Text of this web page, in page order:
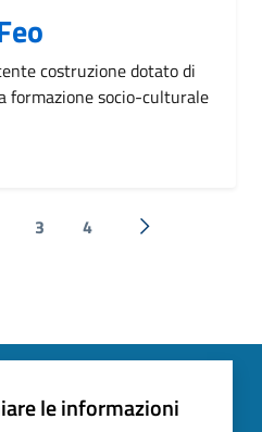
costruzione dotato di
formazione socio-culturale
3 4 Successiva »
le informazioni